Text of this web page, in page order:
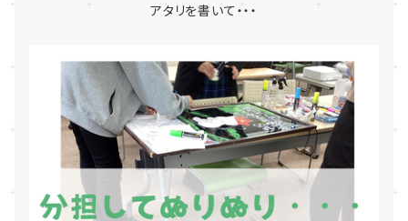
アタリを書いて・・・